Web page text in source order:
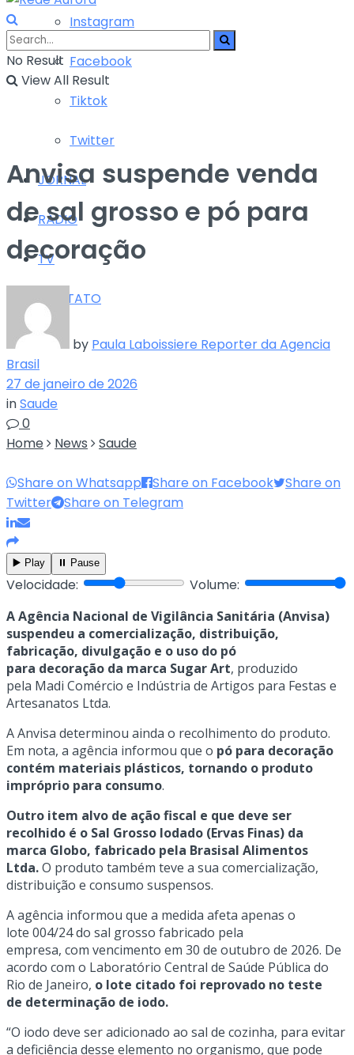
Instagram
Facebook
Tiktok
Twitter
JORNAL
RÁDIO
TV
CONTATO
No Result
View All Result
Anvisa suspende venda
de sal grosso e pó para
decoração
by Paula Laboissiere Reporter da Agencia
Brasil
27 de janeiro de 2026
inSaude
0
Home
News Saude
Share on Whatsapp Share on Facebook
Share on
Twitter
Share on Telegram
▶️ Play ⏸️ Pause
Velocidade: Volume:
A Agência Nacional de Vigilância Sanitária (Anvisa)
suspendeu a comercialização, distribuição,
fabricação, divulgação e o uso do pó
para decoração da marca Sugar Art, produzido
pela Madi Comércio e Indústria de Artigos para Festas e
Artesanatos Ltda.
A Anvisa determinou ainda o recolhimento do produto.
Em nota, a agência informou que o pó para decoração
contém materiais plásticos, tornando o produto
impróprio para consumo.
Outro item alvo de ação fiscal e que deve ser
recolhido é o Sal Grosso Iodado (Ervas Finas) da
marca Globo, fabricado pela Brasisal Alimentos
Ltda.O produto também teve a sua comercialização,
distribuição e consumo suspensos.
A agência informou que a medida afeta apenas o
lote 004/24 do sal grosso fabricado pela
empresa, com vencimento em 30 de outubro de 2026. De
acordo com o Laboratório Central de Saúde Pública do
Rio de Janeiro, o lote citado foi reprovado no teste
de determinação de iodo.
“O iodo deve ser adicionado ao sal de cozinha, para evitar
a deficiência desse elemento no organismo, que pode